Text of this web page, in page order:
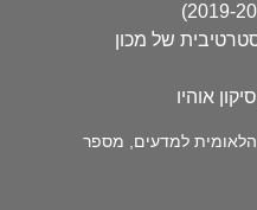
של מכון
אוהיו
הלאומית למדעים, מספר